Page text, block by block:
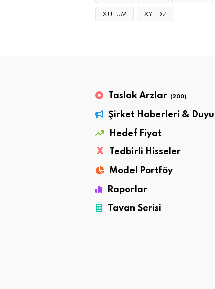
XUTUM XYLDZ
Taslak Arzlar (200)
Şirket Haberleri &
Hedef Fiyat
X
Tedbirli Hisseler
Model Portföy
Raporlar
Tavan Serisi